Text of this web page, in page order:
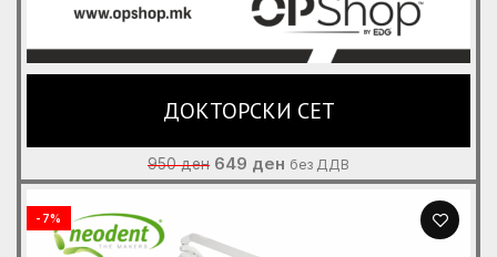
ДОКТОРСКИ СЕТ
950ден Original
price
649 ден Current
price
без ДДВ
-7%